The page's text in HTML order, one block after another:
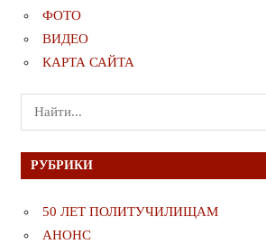
ФОТО
ВИДЕО
КАРТА САЙТА
Поиск
для:
РУБРИКИ
50 ЛЕТ ПОЛИТУЧИЛИЩАМ
АНОНС